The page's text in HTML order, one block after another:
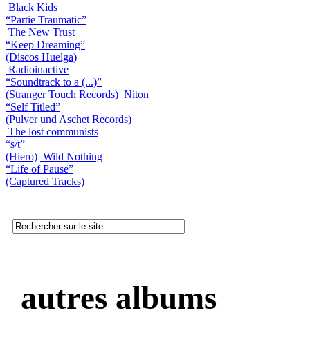
Black Kids
“Partie Traumatic”
The New Trust
“Keep Dreaming”
(Discos Huelga)
Radioinactive
“Soundtrack to a (...)”
(Stranger Touch Records) Niton
“Self Titled”
(Pulver und Aschet Records)
The lost communists
“s/t”
(Hiero) Wild Nothing
“Life of Pause”
(Captured Tracks)
autres albums